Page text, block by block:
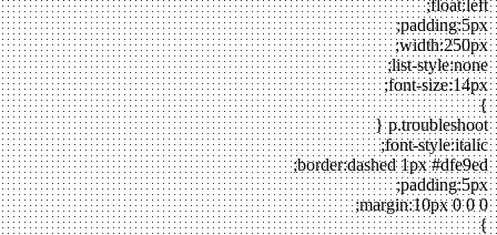
float:left;
padding:5px;
width:250px;
list-style:none;
font-size:14px;
}
p.troubleshoot {
font-style:italic;
border:dashed 1px #dfe9ed;
padding:5px;
margin:10px 0 0 0;
}